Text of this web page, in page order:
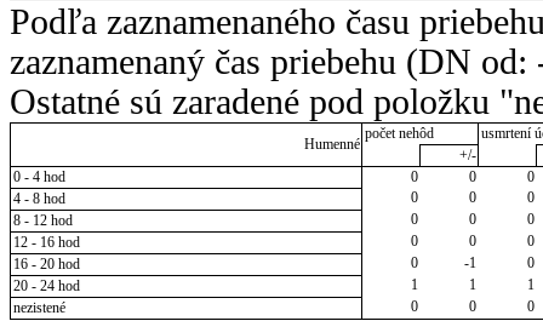
Podľa zaznamenaného času
zaznamenaný čas priebehu (DN
Ostatné sú zaradené pod položku
Humenné
počet nehôd
usmrtení
+/-
0 - 4 hod
0 0
0
4 - 8 hod
0 0
0
8 - 12 hod
0 0
0
12 - 16 hod
0 0
0
16 - 20 hod
0 -1
0
20 - 24 hod
1 1
1
nezistené
0 0 0